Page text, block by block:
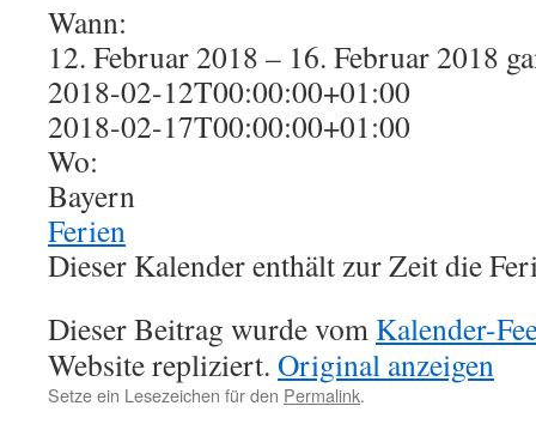
Wann:
12. Februar 2018 – 16. Februar 2018
2018-02-12T00:00:00+01:00
2018-02-17T00:00:00+01:00
Wo:
Bayern
Ferien
Dieser Kalender enthält zur Zeit die
Dieser Beitrag wurde vom Kalender-
Website repliziert. Original anzeigen
Setze ein Lesezeichen für den Permalink.